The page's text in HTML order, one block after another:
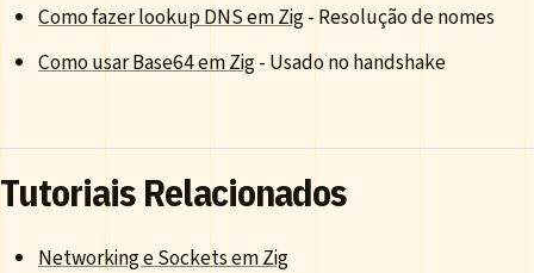
Como fazer lookup DNS em Zig- Resolução de nomes
Como usar Base64 em Zig- Usado no handshake
Tutoriais Relacionados
Networking e Sockets em Zig